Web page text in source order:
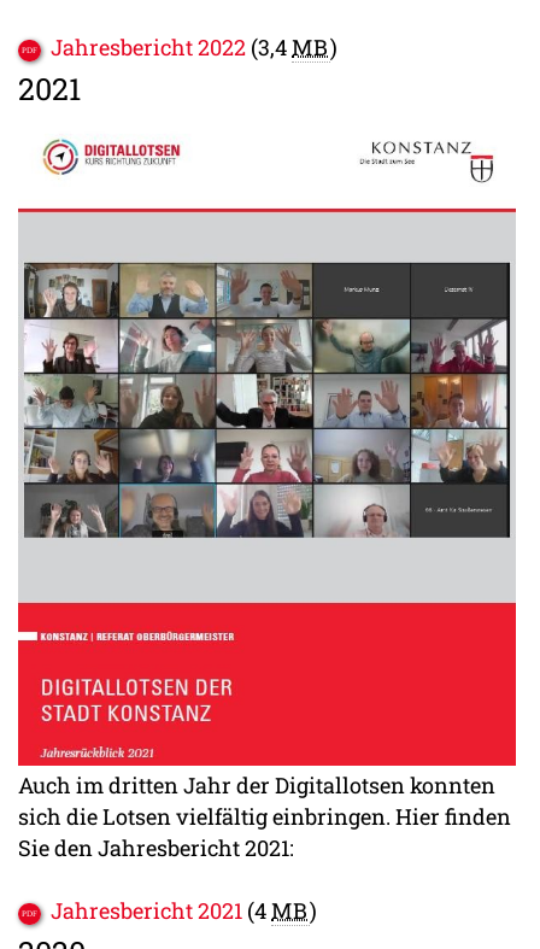
Jahresbericht 2022 (3,4MB)
2021
Auch im dritten Jahr der Digitallotsen konnten
sich die Lotsen vielfältig einbringen. Hier finden
Sie den Jahresbericht 2021:
Jahresbericht 2021 (4MB)